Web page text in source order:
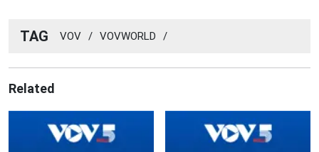
TAG VOV / VOVWORLD /
Related